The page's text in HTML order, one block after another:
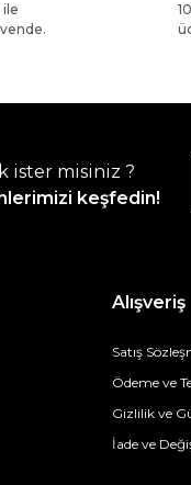
ile
ister misiniz ?
keşfedin!
Alışveriş
Satış
Ödeme ve
Gizlilik ve
İade ve